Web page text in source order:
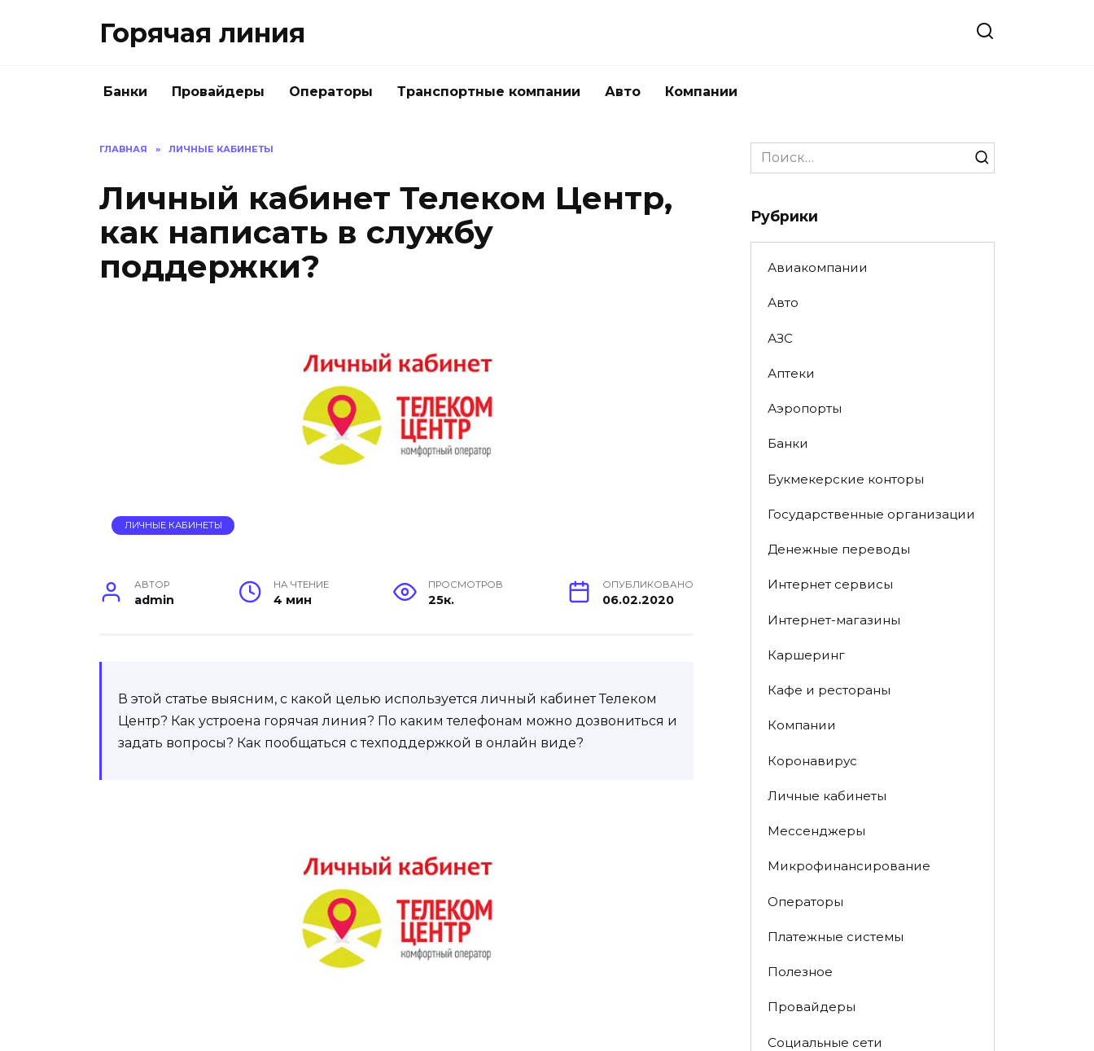
Горячая линия
Банки Провайдеры Операторы Транспортные компании Авто Компании
ГЛАВНАЯ » ЛИЧНЫЕ КАБИНЕТЫ
Личный кабинет Телеком Центр,
как написать в службу
поддержки?
ЛИЧНЫЕ КАБИНЕТЫ
АВТОР
admin
НА ЧТЕНИЕ
4 мин
ПРОСМОТРОВ
25к.
ОПУБЛИКОВАНО
06.02.2020
В этой статье выясним, с какой целью используется личный кабинет Телеком
Центр? Как устроена горячая линия? По каким телефонам можно дозвониться и
задать вопросы? Как пообщаться с техподдержкой в онлайн виде?
Search
for:
Рубрики
Авиакомпании
Авто
АЗС
Аптеки
Аэропорты
Банки
Букмекерские конторы
Государственные организации
Денежные переводы
Интернет сервисы
Интернет-магазины
Каршеринг
Кафе и рестораны
Компании
Коронавирус
Личные кабинеты
Мессенджеры
Микрофинансирование
Операторы
Платежные системы
Полезное
Провайдеры
Социальные сети